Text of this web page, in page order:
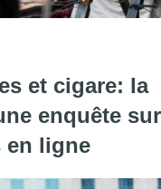
poursuivis,
et cigare: la
enquête sur
en ligne